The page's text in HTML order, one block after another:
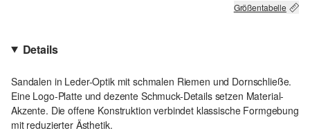
Größentabelle
Details
Sandalen in Leder-Optik mit schmalen Riemen und Dornschließe.
Eine Logo-Platte und dezente Schmuck-Details setzen Material-
Akzente. Die offene Konstruktion verbindet klassische Formgebung
mit reduzierter Ästhetik.